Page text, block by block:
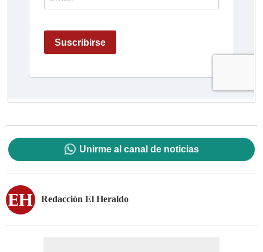
Unirme al canal de noticias
Redacción El Heraldo